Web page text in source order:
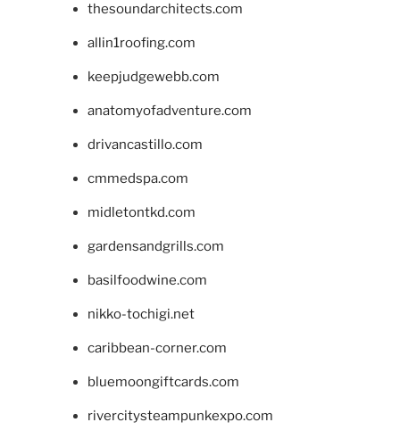
thesoundarchitects.com
allin1roofing.com
keepjudgewebb.com
anatomyofadventure.com
drivancastillo.com
cmmedspa.com
midletontkd.com
gardensandgrills.com
basilfoodwine.com
nikko-tochigi.net
caribbean-corner.com
bluemoongiftcards.com
rivercitysteampunkexpo.com